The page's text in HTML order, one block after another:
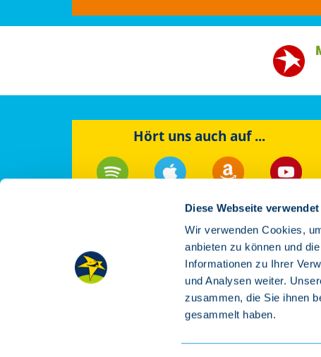
Diese Webseite
Wir verwenden Cookies,
anbieten zu können und
Informationen zu Ihrer
und Analysen weiter.
zusammen, die Sie ihnen
gesammelt haben.
Hört uns auch auf ...
Music
AGB &